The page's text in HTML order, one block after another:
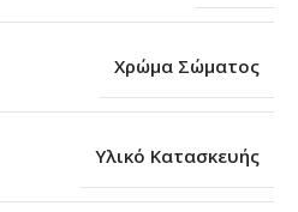
Χρώμα Σώματος
Υλικό Κατασκευής